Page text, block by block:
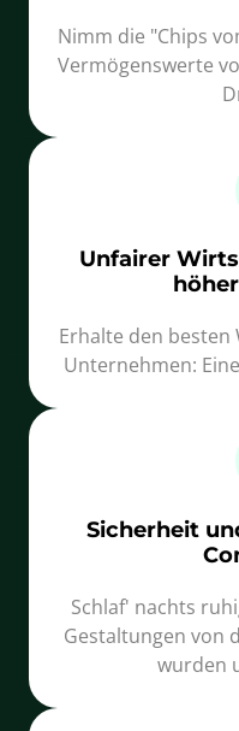
Nimm die "Chips
Vermögenswerte
Unfairer
Erhalte den
Unternehmen:
Sicherheit
Schlaf' nachts
Gestaltungen von
wurden